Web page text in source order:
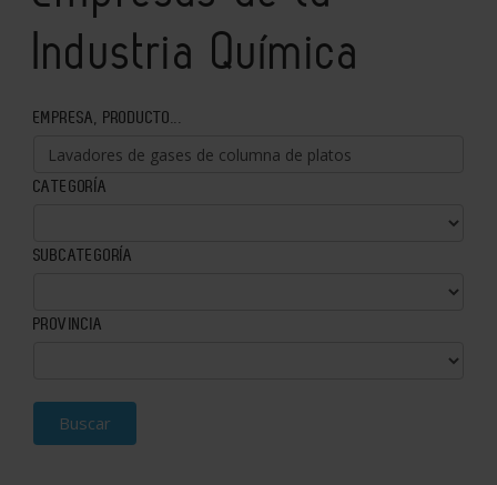
Industria Química
EMPRESA, PRODUCTO...
CATEGORÍA
SUBCATEGORÍA
PROVINCIA
Buscar